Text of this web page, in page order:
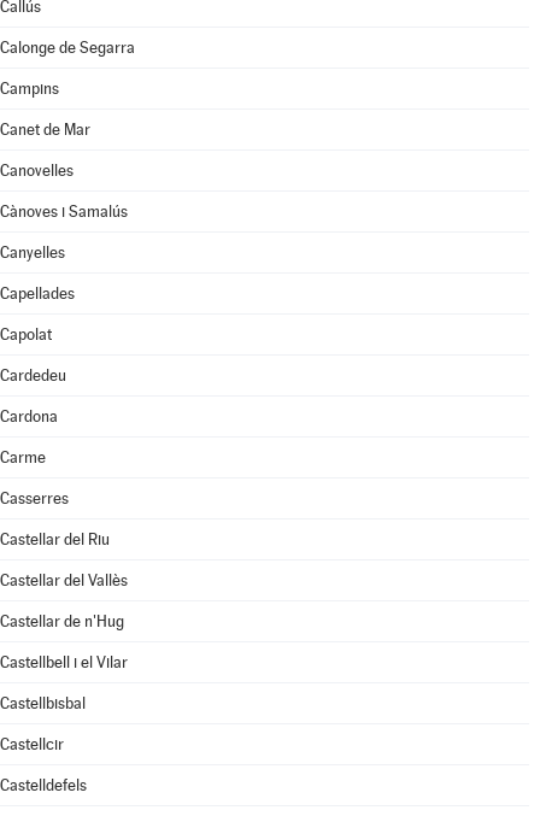
Callús
Calonge de Segarra
Campins
Canet de Mar
Canovelles
Cànoves i Samalús
Canyelles
Capellades
Capolat
Cardedeu
Cardona
Carme
Casserres
Castellar del Riu
Castellar del Vallès
Castellar de n'Hug
Castellbell i el Vilar
Castellbisbal
Castellcir
Castelldefels